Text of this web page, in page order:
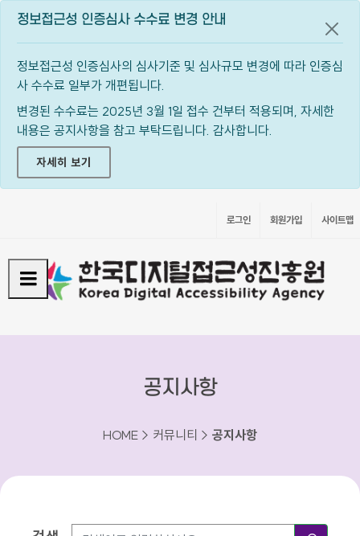
정보접근성 인증심사 수수료 변경 안내
정보접근성 인증심사의 심사기준 및 심사규모 변경에 따라 인증심
사 수수료 일부가 개편됩니다.
변경된 수수료는 2025년 3월 1일 접수 건부터 적용되며, 자세한
내용은 공지사항을 참고 부탁드립니다. 감사합니다.
자세히 보기
공지
로그인 회원가입 사이트맵
공지사항
HOME > 커뮤니티 > 공지사항